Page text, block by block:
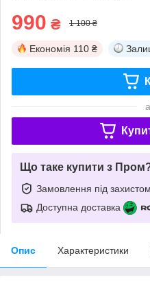
990 ₴ 1 100 ₴
Економія 110 ₴
Що таке купити з
Замовлення під захистом
Доступна доставка
Опис Характеристики